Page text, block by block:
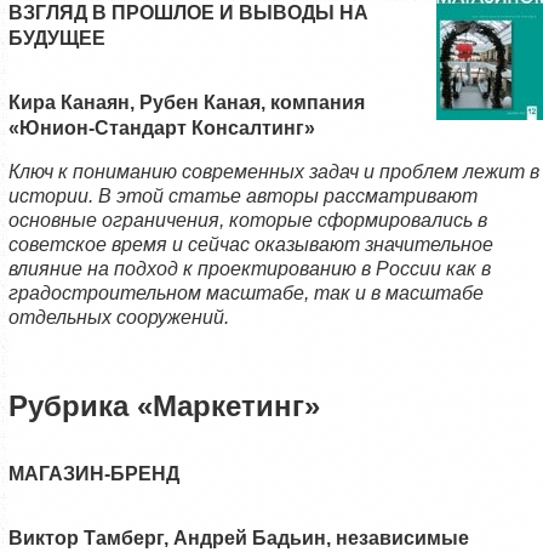
ВЗГЛЯД В ПРОШЛОЕ И ВЫВОДЫ НА
БУДУЩЕЕ
Кира Канаян, Рубен Каная, компания
«Юнион-Стандарт Консалтинг»
Ключ к пониманию современных задач и проблем лежит в
истории. В этой статье авторы рассматривают
основные ограничения, которые сформировались в
советское время и сейчас оказывают значительное
влияние на подход к проектированию в Россиикак в
градостроительном масштабе, так и в масштабе
отдельных сооружений.
Рубрика «Маркетинг»
МАГАЗИН-БРЕНД
Виктор Тамберг, Андрей Бадьин, независимые